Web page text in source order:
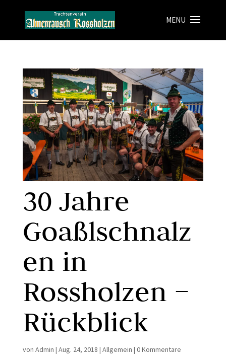
30 Jahre
Goaßlschnalz
en in
Rossholzen –
Rückblick
von Admin | Aug. 24, 2018 | Allgemein | 0 Kommentare